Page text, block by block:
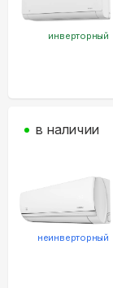
инверторный
неинверторный
в наличии